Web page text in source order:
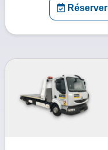
Réserver